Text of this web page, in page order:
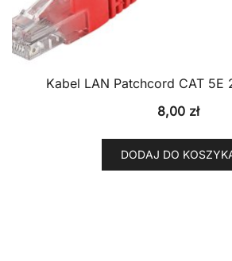
Kabel LAN Patchcord CAT 5E
8,00 zł
DODAJ DO